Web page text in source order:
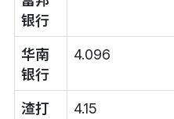
银行
华南
银行
4.096
渣打
4.15